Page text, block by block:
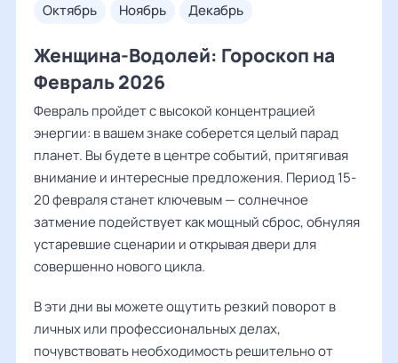
октябрь
ноябрь декабрь
Женщина-Водолей: Гороскоп на
Февраль 2026
Февраль пройдет с высокой концентрацией
энергии: в вашем знаке соберется целый парад
планет. Вы будете в центре событий, притягивая
внимание и интересные предложения. Период 15-
20 февраля станет ключевым — солнечное
затмение подействует как мощный сброс, обнуляя
устаревшие сценарии и открывая двери для
совершенно нового цикла.
В эти дни вы можете ощутить резкий поворот в
личных или профессиональных делах,
почувствовать необходимость решительно от